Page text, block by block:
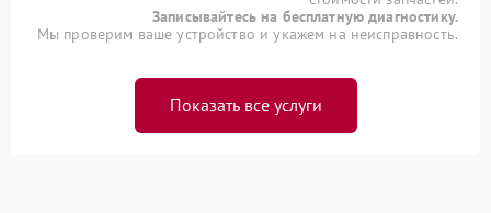
Записывайтесь на бесплатную диагностику.
Мы проверим ваше устройство и укажем на неисправность.
Показать все услуги